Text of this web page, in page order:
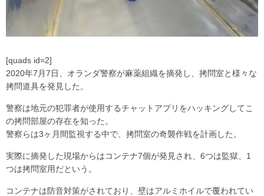
[quads id=2]
2020年7月7日、オランダ警察が麻薬組織を摘発し、拷問室と様々な
拷問道具を発見した。
警察は地元の犯罪者が使用するチャットアプリをハッキングしてこ
の拷問部屋の存在を知った。
警察らは3ヶ月間監視する中で、拷問室の奇襲作戦を計画した。
実際に摘発した現場からはコンテナ7個が発見され、6つは監獄、1
つは拷問室用だという。
コンテナは防音対策がされており、壁はアルミホイルで覆われてい